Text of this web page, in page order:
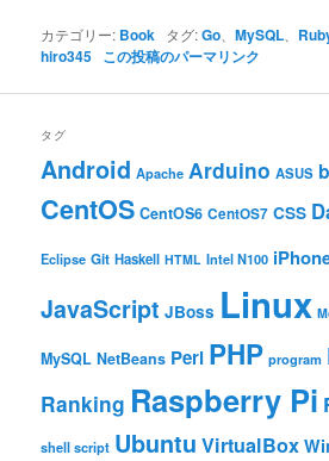
カテゴリー: Book タグ:Go、MySQL、
hiro345 この投稿のパーマリンク
タグ
Android Apache Arduino ASUS
CentOS CentOS6 CentOS7 CSS
Eclipse Git Haskell HTML Intel N100
JavaScript JBoss Linux
MySQL NetBeans Perl PHP program
Ranking Raspberry Pi
shell script Ubuntu VirtualBox